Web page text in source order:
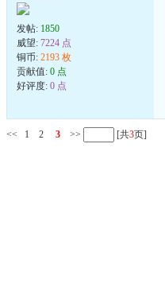
发帖: 1850
威望: 7224 点
铜币: 2193 枚
贡献值: 0 点
好评度: 0 点
<< 1 2 3 >> [共3页]